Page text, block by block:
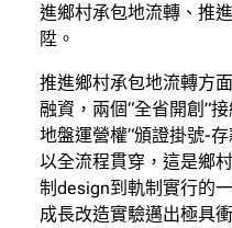
進鄉村承包地流轉、推
陞。
推進鄉村承包地流轉方
融資，兩個“全省開創”
地盤運營權“頒證掛號-
以全流程貫穿，這是鄉
制design到軌制實行的
成長改造實驗邁出極具